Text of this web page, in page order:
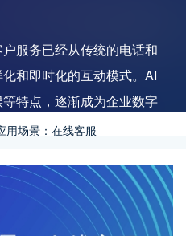
服务已经从传统的电话和
和即时化的互动模式。AI
特点，逐渐成为企业数字
。
用场景：在线客服